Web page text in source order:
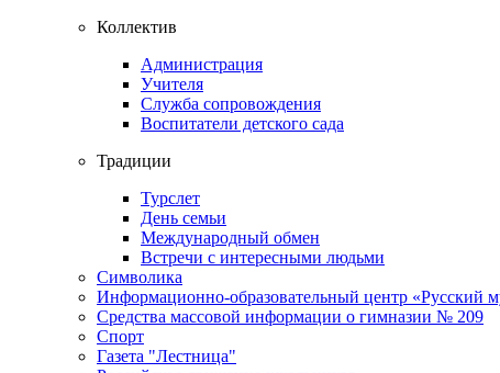
Коллектив
Администрация
Учителя
Служба сопровождения
Воспитатели детского сада
Традиции
Турслет
День семьи
Международный обмен
Встречи с интересными людьми
Символика
Информационно-образовательный центр «Русский
Средства массовой информации о гимназии № 209
Спорт
Газета "Лестница"